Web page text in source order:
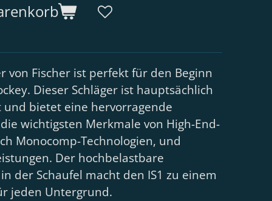
von Fischer ist perfekt für den Beginn
Dieser Schläger ist hauptsächlich
und bietet eine hervorragende
wichtigsten Merkmale von High-End-
Monocomp-Technologien, und
Der hochbelastbare
der Schaufel macht den IS1 zu einem
jeden Untergrund.